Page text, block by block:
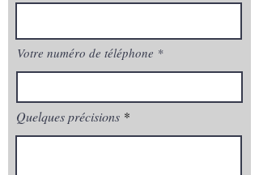
Votre numéro de téléphone
Quelques précisions